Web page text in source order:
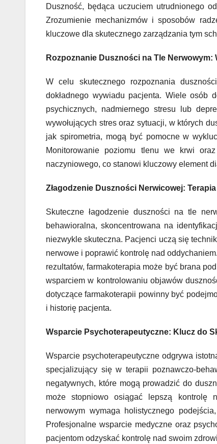
Duszność, będąca uczuciem utrudnionego
Zrozumienie mechanizmów i sposobów
kluczowe dla skutecznego zarządzania tym
Rozpoznanie Duszności na Tle
W celu skutecznego rozpoznania
dokładnego wywiadu pacjenta. Wiele osób
psychicznych, nadmiernego stresu lub
wywołujących stres oraz sytuacji, w których
jak spirometria, mogą być pomocne w
Monitorowanie poziomu tlenu we krwi
naczyniowego, co stanowi kluczowy element
Złagodzenie Duszności Nerwicowej:
Skuteczne łagodzenie duszności na tle
behawioralna, skoncentrowana na
niezwykle skuteczna. Pacjenci uczą się
nerwowe i poprawić kontrolę nad
rezultatów, farmakoterapia może być brana
wsparciem w kontrolowaniu objawów
dotyczące farmakoterapii powinny być
i historię pacjenta.
Wsparcie Psychoterapeutyczne: Klucz do
Wsparcie psychoterapeutyczne odgrywa
specjalizujący się w terapii poznawczo-
negatywnych, które mogą prowadzić do
może stopniowo osiągać lepszą kontrolę
nerwowym wymaga holistycznego
Profesjonalne wsparcie medyczne oraz
pacjentom odzyskać kontrolę nad swoim